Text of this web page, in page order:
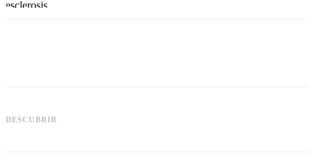
DESCUBRIR
y el estado actual de la investigación